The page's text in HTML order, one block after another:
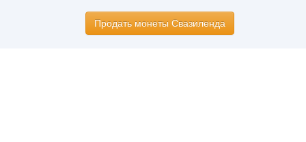
Продать монеты Свазиленда